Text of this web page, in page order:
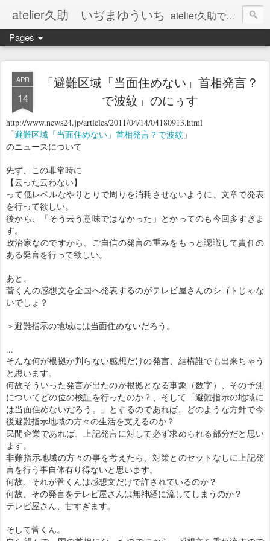
atelier久助 いぢまゆういち atelier久助では土と火から暖かなモノたちを生み出しています。 ご覧になられた方が和んで頂ければ幸いです。
Pages
APR
14
「避難区域「当面住めない」首相発言？
で波紋」のにぅす
http://www.news24.jp/articles/2011/04/14/04180913.html
「避難区域「当面住めない」首相発言？で波紋 」
のニュースについて
先ず、この非常時に
【云った云わない】
って低レベルなやりとりで周りを消耗させないように、文章で発表
を行って欲しい。
後から、「そう云う意味ではなかった」とかってのも今回多すぎま
す。
政治家なのですから、ご自信の発言の重みをもっと認識して責任の
ある発言を行って欲しい。
あと、
菅くんの感想文を全国へ発表するのがテレビ屋さんのシゴトじゃな
いでしょ？
＞避難指示の地域には当面住めないだろう。
...
そんな何が根拠か判らない感想だけの発言、結構誰でも出来ちゃう
と思います。
何故そういった発言が出たのか根拠となる事象（数字）、その予測
についてどの位の検証を行ったのか？、そして「避難指示の地域に
は当面住めないだろう。」とするのであれば、どのような方針で今
後避難指示地域の方々の生活を支えるのか？
民間企業であれば、上記発言に対して必ず求められる部分だと思い
ます。
非難指示地域の方々の事を考えたら、対策とのセットなしに上記発
言を行う事自体有り得ないと思います。
何故、それが菅くんは感想文だけで許されているのか？
何故、その発言をテレビ屋さんは無神経に流してしまうのか？
テレビ屋さん、甘すぎます。
そして菅くん。